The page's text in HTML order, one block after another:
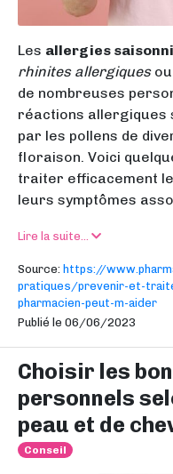
Les allergies
rhinites allergiquesou
de nombreuses
réactions allergiques
par les pollens de
floraison. Voici
traiter efficacement
leurs symptômes
Lire la suite...
Source: https://
pratiques/prevenir-et-
pharmacien-peut-m-aider
Publié le 06/06/2023
Choisir les
personnels
peau et de
Conseil